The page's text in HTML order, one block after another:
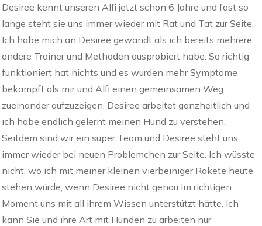
Desiree kennt unseren Alfi jetzt schon 6 Jahre und fast so
lange steht sie uns immer wieder mit Rat und Tat zur Seite.
Ich habe mich an Desiree gewandt als ich bereits mehrere
andere Trainer und Methoden ausprobiert habe. So richtig
funktioniert hat nichts und es wurden mehr Symptome
bekämpft als mir und Alfi einen gemeinsamen Weg
zueinander aufzuzeigen. Desiree arbeitet ganzheitlich und
ich habe endlich gelernt meinen Hund zu verstehen.
Seitdem sind wir ein super Team und Desiree steht uns
immer wieder bei neuen Problemchen zur Seite. Ich wüsste
nicht, wo ich mit meiner kleinen vierbeiniger Rakete heute
stehen würde, wenn Desiree nicht genau im richtigen
Moment uns mit all ihrem Wissen unterstützt hätte. Ich
kann Sie und ihre Art mit Hunden zu arbeiten nur